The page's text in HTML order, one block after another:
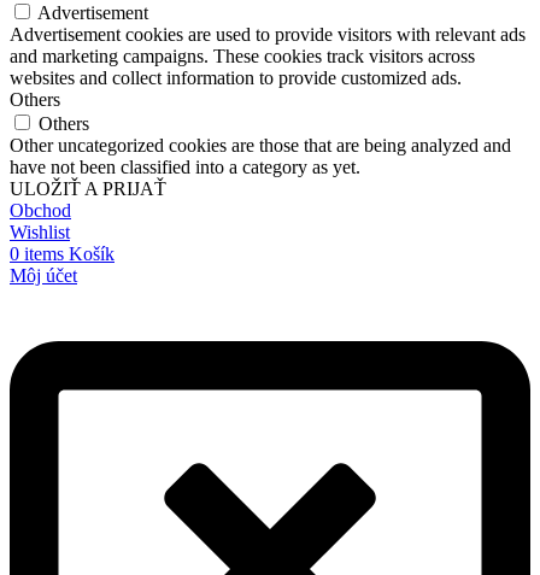
Advertisement
Advertisement cookies are used to provide visitors with relevant ads
and marketing campaigns. These cookies track visitors across
websites and collect information to provide customized ads.
Others
Others
Other uncategorized cookies are those that are being analyzed and
have not been classified into a category as yet.
ULOŽIŤ A PRIJAŤ
Obchod
Wishlist
0 items Košík
Môj účet